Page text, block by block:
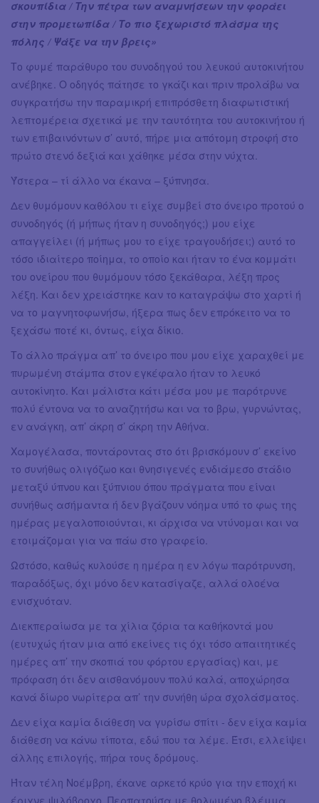
σκουπίδια / Την πέτρα των αναμνήσεων την φοράει
στην προμετωπίδα / Το πιο ξεχωριστό πλάσμα της
πόλης / Ψάξε να την βρεις»
Το φυμέ παράθυρο του συνοδηγού του λευκού αυτοκινήτου
ανέβηκε. Ο οδηγός πάτησε το γκάζι και πριν προλάβω να
συγκρατήσω την παραμικρή επιπρόσθετη διαφωτιστική
λεπτομέρεια σχετικά με την ταυτότητα του αυτοκινήτου ή
των επιβαινόντων σ’ αυτό, πήρε μια απότομη στροφή στο
πρώτο στενό δεξιά και χάθηκε μέσα στην νύχτα.
Ύστερα – τί άλλο να έκανα – ξύπνησα.
Δεν θυμόμουν καθόλου τι είχε συμβεί στο όνειρο προτού ο
συνοδηγός (ή μήπως ήταν η συνοδηγός;) μου είχε
απαγγείλει (ή μήπως μου το είχε τραγουδήσει;) αυτό το
τόσο ιδιαίτερο ποίημα, το οποίο και ήταν το ένα κομμάτι
του ονείρου που θυμόμουν τόσο ξεκάθαρα, λέξη προς
λέξη. Και δεν χρειάστηκε καν το καταγράψω στο χαρτί ή
να το μαγνητοφωνήσω, ήξερα πως δεν επρόκειτο να το
ξεχάσω ποτέ κι, όντως, είχα δίκιο.
Το άλλο πράγμα απ’ το όνειρο που μου είχε χαραχθεί με
πυρωμένη στάμπα στον εγκέφαλο ήταν το λευκό
αυτοκίνητο. Και μάλιστα κάτι μέσα μου με παρότρυνε
πολύ έντονα να το αναζητήσω και να το βρω, γυρνώντας,
εν ανάγκη, απ’ άκρη σ’ άκρη την Αθήνα.
Χαμογέλασα, ποντάροντας στο ότι βρισκόμουν σ’ εκείνο
το συνήθως ολιγόζωο και θνησιγενές ενδιάμεσο στάδιο
μεταξύ ύπνου και ξύπνιου όπου πράγματα που είναι
συνήθως ασήμαντα ή δεν βγάζουν νόημα υπό το φως της
ημέρας μεγαλοποιούνται, κι άρχισα να ντύνομαι και να
ετοιμάζομαι για να πάω στο γραφείο.
Ωστόσο, καθώς κυλούσε η ημέρα η εν λόγω παρότρυνση,
παραδόξως, όχι μόνο δεν κατασίγαζε, αλλά ολοένα
ενισχυόταν.
Διεκπεραίωσα με τα χίλια ζόρια τα καθήκοντά μου
(ευτυχώς ήταν μια από εκείνες τις όχι τόσο απαιτητικές
ημέρες απ’ την σκοπιά του φόρτου εργασίας) και, με
πρόφαση ότι δεν αισθανόμουν πολύ καλά, αποχώρησα
κανά δίωρο νωρίτερα απ’ την συνήθη ώρα σχολάσματος.
Δεν είχα καμία διάθεση να γυρίσω σπίτι - δεν είχα καμία
διάθεση να κάνω τίποτα, εδώ που τα λέμε. Έτσι, ελλείψει
άλλης επιλογής, πήρα τους δρόμους.
Ήταν τέλη Νοέμβρη, έκανε αρκετό κρύο για την εποχή κι
έριχνε ψιλόβροχο. Περπατούσα με θολωμένο βλέμμα,